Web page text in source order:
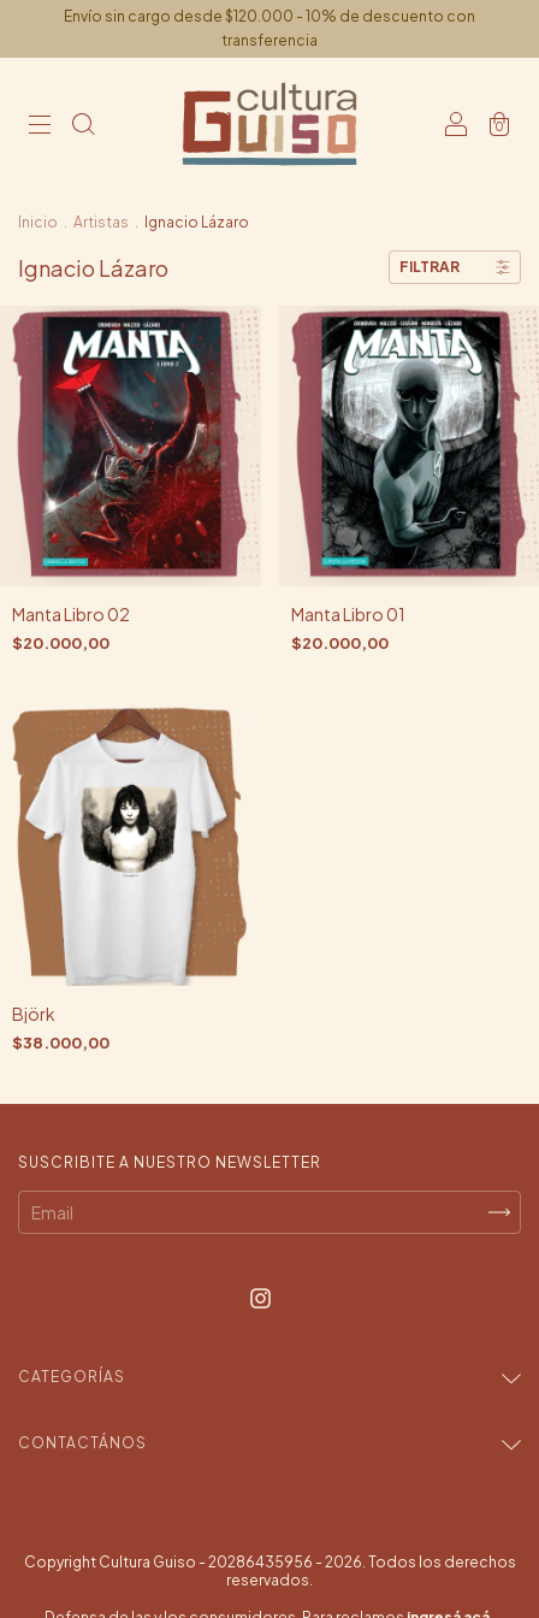
Envío sin cargo desde $120.000 - 10% de descuento con
transferencia
0
Inicio . Artistas . Ignacio Lázaro
Ignacio Lázaro FILTRAR
Manta Libro 02
$20.000,00
Manta Libro 01
$20.000,00
Björk
$38.000,00
SUSCRIBITE A NUESTRO NEWSLETTER
CATEGORÍAS
CONTACTÁNOS
Copyright Cultura Guiso - 20286435956 - 2026. Todos los derechos
reservados.